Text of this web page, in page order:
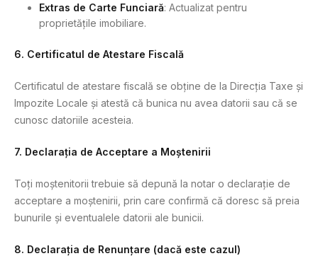
Extras de Carte Funciară: Actualizat pentru
proprietățile imobiliare.
6. Certificatul de Atestare Fiscală
Certificatul de atestare fiscală se obține de la Direcția Taxe și
Impozite Locale și atestă că bunica nu avea datorii sau că se
cunosc datoriile acesteia.
7. Declarația de Acceptare a Moștenirii
Toți moștenitorii trebuie să depună la notar o declarație de
acceptare a moștenirii, prin care confirmă că doresc să preia
bunurile și eventualele datorii ale bunicii.
8. Declarația de Renunțare (dacă este cazul)